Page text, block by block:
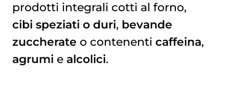
prodotti integrali cotti al forno,
cibi speziati o duri, bevande
zuccherate o contenenti caffeina,
agrumi e alcolici.